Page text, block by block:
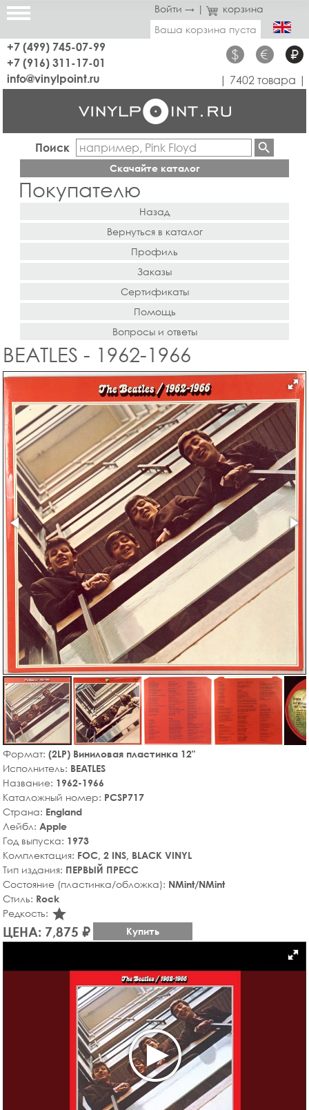
Войти → |
корзина
Ваша корзина пуста
+7 (499) 745-07-99
+7 (916) 311-17-01
$ € ₽
info@vinylpoint.ru | 7402 товара |
Поиск
Скачайте каталог
Покупателю
Назад
Вернуться в каталог
Профиль
Заказы
Сертификаты
Помощь
Вопросы и ответы
BEATLES - 1962-1966
Формат: (2LP) Виниловая пластинка 12"
Исполнитель: BEATLES
Название: 1962-1966
Каталожный номер: PCSP717
Страна: England
Лейбл: Apple
Год выпуска: 1973
Комплектация: FOC, 2 INS, BLACK VINYL
Тип издания: ПЕРВЫЙ ПРЕСС
Состояние (пластинка/обложка): NMint/NMint
Стиль: Rock
Редкость: star_rate
ЦЕНА: 7,875 ₽ Купить